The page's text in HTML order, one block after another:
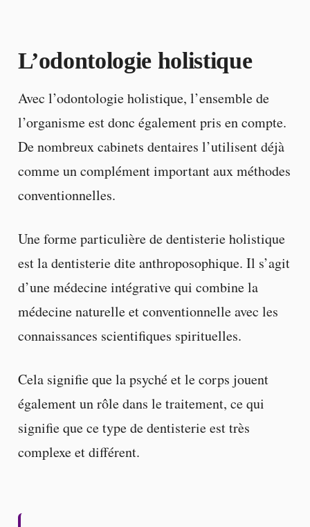
L’odontologie holistique
Avec l’odontologie holistique, l’ensemble de
l’organisme est donc également pris en compte.
De nombreux cabinets dentaires l’utilisent déjà
comme un complément important aux méthodes
conventionnelles.
Une forme particulière de dentisterie holistique
est la dentisterie dite anthroposophique. Il s’agit
d’une médecine intégrative qui combine la
médecine naturelle et conventionnelle avec les
connaissances scientifiques spirituelles.
Cela signifie que la psyché et le corps jouent
également un rôle dans le traitement, ce qui
signifie que ce type de dentisterie est très
complexe et différent.